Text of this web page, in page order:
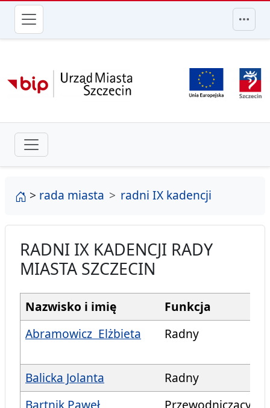
przejdź do głównego menu
strona główna
> rada miasta radni IX kadencji
RADNI IX KADENCJI RADY
MIASTA SZCZECIN
Nazwisko i imię
Funkcja
Abramowicz Elżbieta
Radny
Balicka Jolanta
Radny